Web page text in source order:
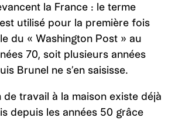
la France : le terme
utilisé pour la première fois
du « Washington Post » au
70, soit plusieurs années
Brunel ne s’en saisisse.
de travail à la maison existe déjà
depuis les années 50 grâce